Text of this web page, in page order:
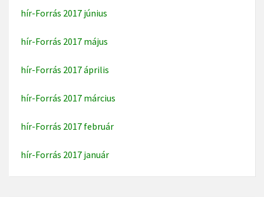
hír-Forrás 2017 június
hír-Forrás 2017 május
hír-Forrás 2017 április
hír-Forrás 2017 március
hír-Forrás 2017 február
hír-Forrás 2017 január